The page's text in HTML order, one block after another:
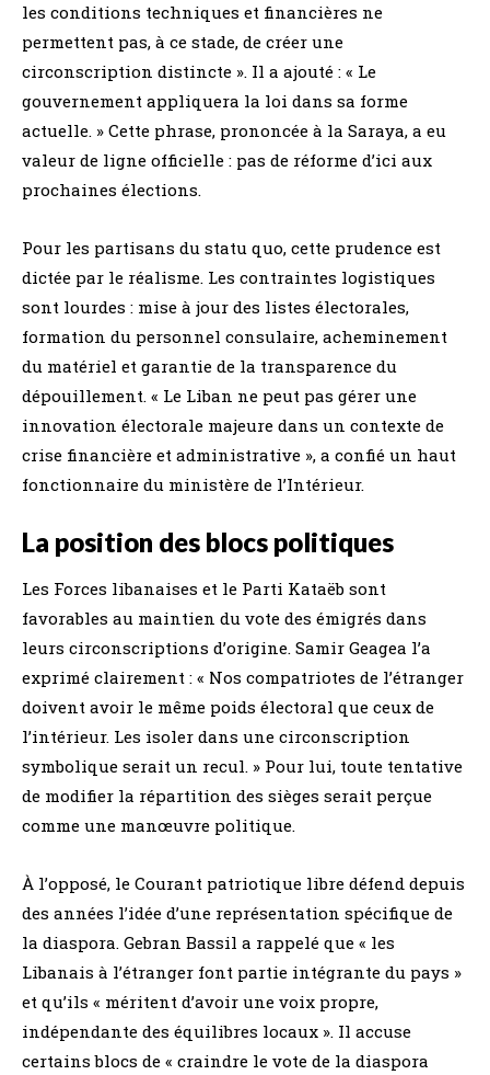
les conditions techniques et financières ne
permettent pas, à ce stade, de créer une
circonscription distincte ». Il a ajouté : « Le
gouvernement appliquera la loi dans sa forme
actuelle. » Cette phrase, prononcée à la Saraya, a eu
valeur de ligne officielle : pas de réforme d’ici aux
prochaines élections.
Pour les partisans du statu quo, cette prudence est
dictée par le réalisme. Les contraintes logistiques
sont lourdes : mise à jour des listes électorales,
formation du personnel consulaire, acheminement
du matériel et garantie de la transparence du
dépouillement. « Le Liban ne peut pas gérer une
innovation électorale majeure dans un contexte de
crise financière et administrative », a confié un haut
fonctionnaire du ministère de l’Intérieur.
La position des blocs politiques
Les Forces libanaises et le Parti Kataëb sont
favorables au maintien du vote des émigrés dans
leurs circonscriptions d’origine. Samir Geagea l’a
exprimé clairement : « Nos compatriotes de l’étranger
doivent avoir le même poids électoral que ceux de
l’intérieur. Les isoler dans une circonscription
symbolique serait un recul. » Pour lui, toute tentative
de modifier la répartition des sièges serait perçue
comme une manœuvre politique.
À l’opposé, le Courant patriotique libre défend depuis
des années l’idée d’une représentation spécifique de
la diaspora. Gebran Bassil a rappelé que « les
Libanais à l’étranger font partie intégrante du pays »
et qu’ils « méritent d’avoir une voix propre,
indépendante des équilibres locaux ». Il accuse
certains blocs de « craindre le vote de la diaspora